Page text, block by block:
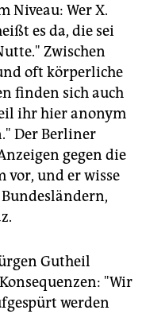
Niveau: Wer X.
es da, die sei
Zwischen
oft körperliche
finden sich auch
ihr hier anonym
Der Berliner
gegen die
vor, und er wisse
Gutheil
"Wir
werden